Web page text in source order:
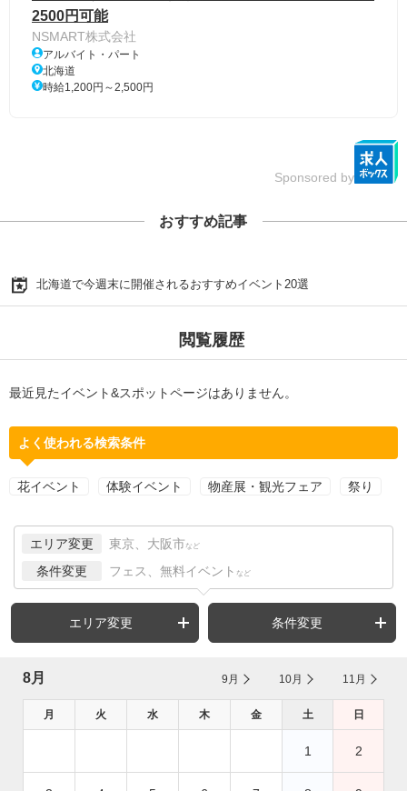
2500円可能
NSMART株式会社
アルバイト・パート
北海道
時給1,200円～2,500円
Sponsored by
おすすめ記事
北海道で今週末に開催されるおすすめイベント20選
閲覧履歴
最近見たイベント&スポットページはありません。
よく使われる検索条件
花イベント 体験イベント 物産展・観光フェア 祭り
エリア変更 東京、大阪市 など
条件変更 フェス、無料イベント など
エリア変更 条件変更
8月 9月 10月 11月
月 火 水 木 金 土 日
1 2